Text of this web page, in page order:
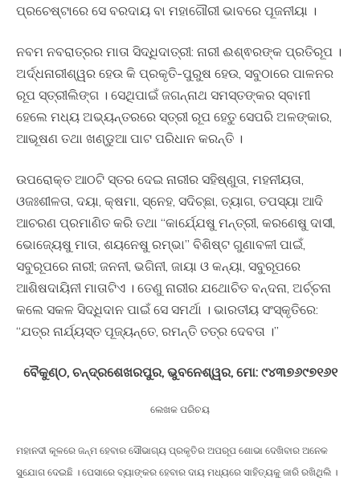
ପ୍ରଚେଷ୍ଟାରେ ସେ ବରଦାୟ ବା ମହାଗୌରୀ ଭାବରେ ପୂଜନୀୟା ।
ନବମ ନବରାତ୍ରର ମାତା ସିଦ୍ଧିଦାତ୍ରୀ: ନାରୀ ଈଶ୍ଵରଙ୍କ ପ୍ରତିରୂପ ।
ଅର୍ଦ୍ଧନାରୀଶ୍ୱର ହେଉ କି ପ୍ରକୃତି-ପୁରୁଷ ହେଉ, ସବୁଠାରେ ପାଳନର
ରୂପ ସ୍ତ୍ରୀଲିଙ୍ଗ । ସେଥିପାଇଁ ଜଗନ୍ନାଥ ସମସ୍ତଙ୍କର ସ୍ବାମୀ
ହେଲେ ମଧ୍ୟ ଅଭ୍ୟନ୍ତରରେ ସ୍ତ୍ରୀ ରୂପ ହେତୁ ସେପରି ଅଳଙ୍କାର,
ଆଭୂଷଣ ତଥା ଖଣ୍ଡୁଆ ପାଟ ପରିଧାନ କରନ୍ତି ।
ଉପରୋକ୍ତ ଆଠଟି ସ୍ତର ଦେଇ ନାରୀର ସହିଷ୍ଣୁତା, ମହନୀୟତା,
ଓଜଃଶୀଳତା, ଦୟା, କ୍ଷମା, ସ୍ନେହ, ସଦିଚ୍ଛା, ତ୍ୟାଗ, ତପସ୍ୟା ଆଦି
ଆଚରଣ ପ୍ରମାଣିତ କରି ତଥା “କାର୍ଯ୍ଯେଷୁ ମନ୍ତ୍ରୀ, କରଣେଷୁ ଦାସୀ,
ଭୋଜ୍ୟେଷୁ ମାତା, ଶୟନେଷୁ ରମ୍ଭା” ବିଶିଷ୍ଟ ଗୁଣାବଳୀ ପାଇଁ,
ସବୁରୂପରେ ନାରୀ; ଜନନୀ, ଭଗିନୀ, ଜାୟା ଓ କନ୍ୟା, ସବୁରୂପରେ
ଆଶିଷଦାୟିନୀ ମାତାଟିଏ । ତେଣୁ ନାରୀର ଯଥୋଚିତ ବନ୍ଦନା, ଅର୍ଚ୍ଚନା
କଲେ ସକଳ ସିଦ୍ଧିଦାନ ପାଇଁ ସେ ସମର୍ଥା । ଭାରତୀୟ ସଂସ୍କୃତିରେ:
“ଯତ୍ର ନାର୍ଯ୍ୟସ୍ତ ପୂଜ୍ୟନ୍ତେ, ରମନ୍ତି ତତ୍ର ଦେବତା ।”
ବୈକୁଣ୍ଠ, ଚନ୍ଦ୍ରଶେଖରପୁର, ଭୁବନେଶ୍ୱର, ମୋ: ୯୪୩୭୬୯୭୧୬୧
ଲେଖକ ପରିଚୟ
ମହାନଦୀ କୂଳରେ ଜନ୍ମ ହେବାର ସୌଭାଗ୍ୟ ପ୍ରକୃତିର ଅପରୂପ ଶୋଭା ଦେଖିବାର ଅନେକ
ସୁଯୋଗ ଦେଇଛି । ପେସାରେ ବ୍ୟାଙ୍କର ହେବାର ଦାୟ ମଧ୍ୟରେ ସାହିତ୍ୟକୁ ଜାରି ରଖିଥିଲି ।